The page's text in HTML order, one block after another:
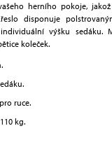
herního pokoje,
disponuje
výšku sedáku.
koleček.
ruce.
kg.